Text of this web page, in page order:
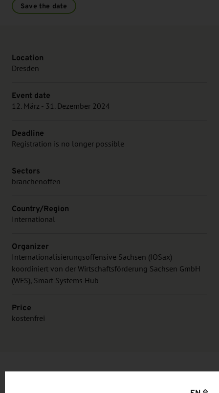
Save the date
Location
Dresden
Event date
12. März - 31. Dezember 2024
Deadline
Registration is no longer possible
Sectors
branchenoffen
Country/Region
International
Organizer
Internationalisierungsoffensive Sachsen (IOSax)
koordiniert von der Wirtschaftsförderung Sachsen GmbH
(WFS), Smart Systems Hub
Price
kostenfrei